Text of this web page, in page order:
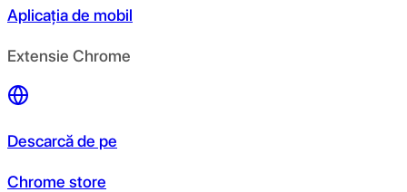
Aplicația de mobil
Extensie Chrome
Descarcă de pe
Chrome store